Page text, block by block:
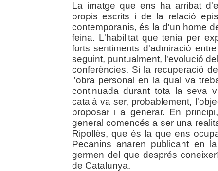
La imatge que ens ha arribat
propis escrits i de la relació
contemporanis, és la d'un home
feina. L'habilitat que tenia per
forts sentiments d'admiració
seguint, puntualment, l'evolució
conferències. Si la recuperació
l'obra personal en la qual va
continuada durant tota la seva
català va ser, probablement,
proposar i a generar. En
general comencés a ser una
Ripollès, que és la que ens
Pecanins anaren publicant en
germen del que després
de Catalunya.